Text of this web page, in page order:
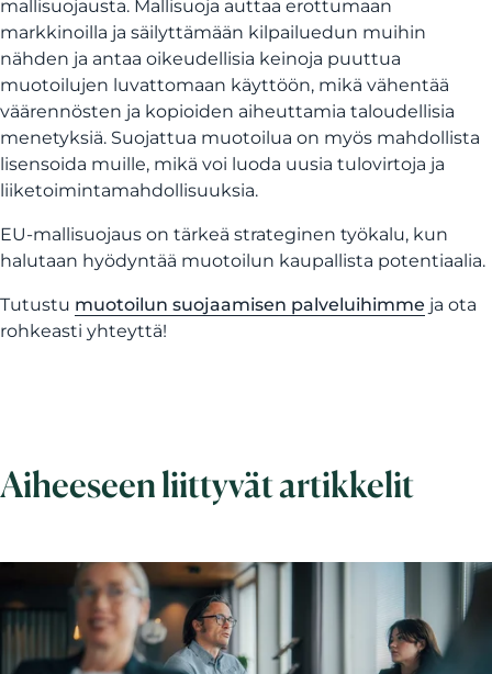
mallisuojausta. Mallisuoja auttaa erottumaan
markkinoilla ja säilyttämään kilpailuedun muihin
nähden ja antaa oikeudellisia keinoja puuttua
muotoilujen luvattomaan käyttöön, mikä vähentää
väärennösten ja kopioiden aiheuttamia taloudellisia
menetyksiä. Suojattua muotoilua on myös mahdollista
lisensoida muille, mikä voi luoda uusia tulovirtoja ja
liiketoimintamahdollisuuksia.
EU-mallisuojaus on tärkeä strateginen työkalu, kun
halutaan hyödyntää muotoilun kaupallista potentiaalia.
Tutustu muotoilun suojaamisen palveluihimme ja ota
rohkeasti yhteyttä!
Aiheeseen liittyvät artikkelit